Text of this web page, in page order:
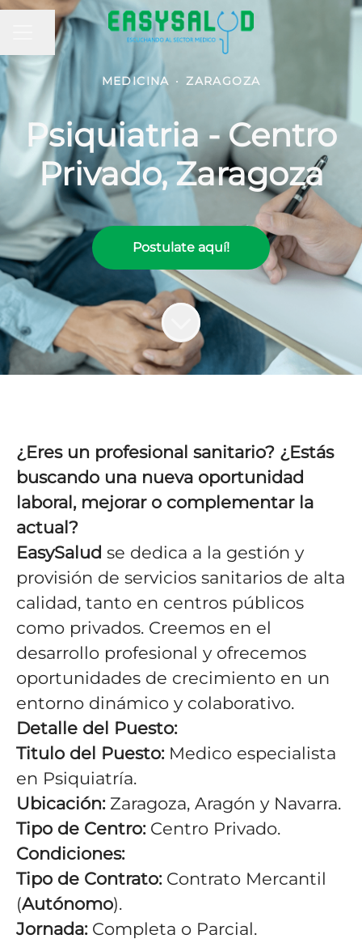
MENÚ DE EMPLEO
Compartir página
MEDICINA · ZARAGOZA
Psiquiatria - Centro
Privado, Zaragoza
Postulate aquí!
¿Eres un profesional sanitario? ¿Estás
buscando una nueva oportunidad
laboral, mejorar o complementar la
actual?
EasySalud se dedica a la gestión y
provisión de servicios sanitarios de alta
calidad, tanto en centros públicos
como privados. Creemos en el
desarrollo profesional y ofrecemos
oportunidades de crecimiento en un
entorno dinámico y colaborativo.
Detalle del Puesto:
Titulo del Puesto:Medico especialista
en Psiquiatría.
Ubicación:Zaragoza, Aragón y Navarra.
Tipo de Centro:Centro Privado.
Condiciones:
Tipo de Contrato:Contrato Mercantil
(Autónomo).
Jornada:Completa o Parcial.